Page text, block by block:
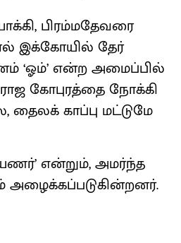
பிரம்மதேவரை
இக்கோயில் தேர்
‘ஓம்’ என்ற அமைப்பில்
கோபுரத்தை நோக்கி
காப்பு மட்டுமே
என்றும், அமர்ந்த
அழைக்கப்படுகின்றனர்.